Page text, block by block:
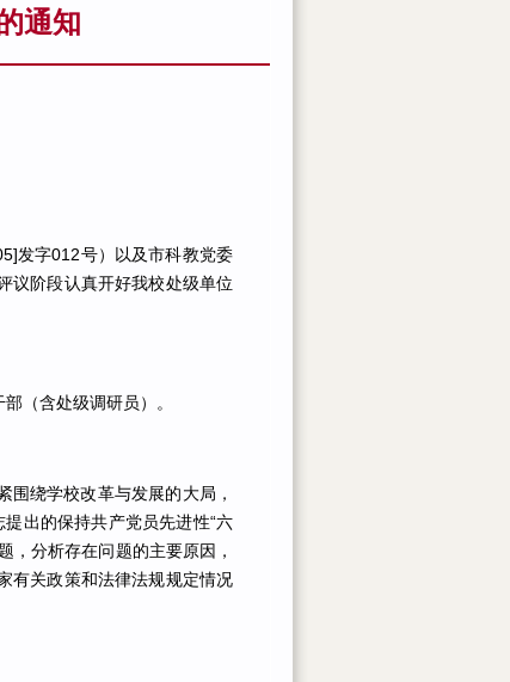
通知
发字012号）以及市科教党委
议阶段认真开好我校处级单位
（含处级调研员）。
绕学校改革与发展的大局，
出的保持共产党员先进性“六
，分析存在问题的主要原因，
有关政策和法律法规规定情况